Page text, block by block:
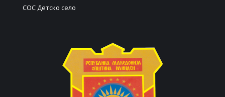
СОС Детско село